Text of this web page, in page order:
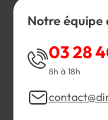
Notre équipe
03 28
8h à 18h